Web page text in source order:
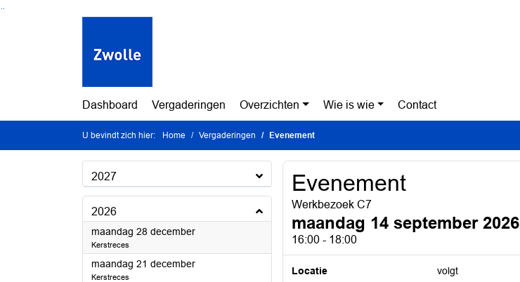
Ga naar de inhoud van deze pagina
Ga naar het zoeken
Ga naar het menu
Dashboard Vergaderingen Overzichten Wie is wie Contact
U bevindt zich hier: Home Vergaderingen Evenement
2027
2026
maandag 28 december2026
Kerstreces
maandag 21 december2026
Kerstreces
Evenement
Werkbezoek C7
maandag 14 september 2026
16:00 - 18:00
Locatie
volgt